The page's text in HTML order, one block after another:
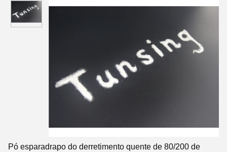
Pó esparadrapo do derretimento quente de 80/200 de